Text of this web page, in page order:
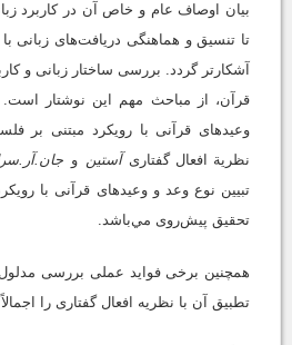
بیان اوصاف عام و خاص آن در کاربرد
تا تنسیق و هماهنگی دریافت‌های زبانی
آشکارتر گردد. بررسی ساختار زبانی و
قرآن، از مباحث مهم این نوشتار
وعیدهای قرآنی با رویکرد مبتنی بر
نظریة افعال گفتاری آستین و
تبیین نوع وعد و وعیدهای قرآنی با
تحقیق پیش‌روی مي‌باشد.
همچنین برخی فواید عملی بررسی
تطبیق آن با نظریه افعال گفتاری را